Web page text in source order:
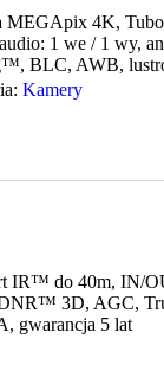
MEGApix 4K,
1 we / 1 wy,
BLC, AWB,
Kamery
IR™ do 40m, IN/
DNR™ 3D, AGC,
gwarancja 5 lat